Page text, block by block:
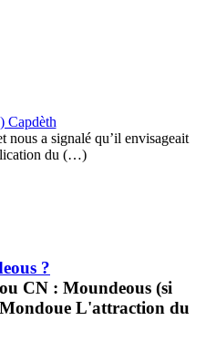
Capdèth
nous a signalé qu’il envisageait
du (…)
?
CN : Moundeous (si
L'attraction du